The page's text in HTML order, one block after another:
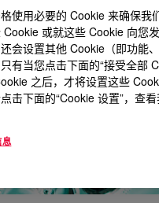
项
使用必要的 Cookie 来确保我
Cookie 或就这些 Cookie 向您
会设置其他 Cookie（即功能
有当您点击下面的“接受全部
之后，才将设置这些
击下面的“Cookie 设置”，查
息